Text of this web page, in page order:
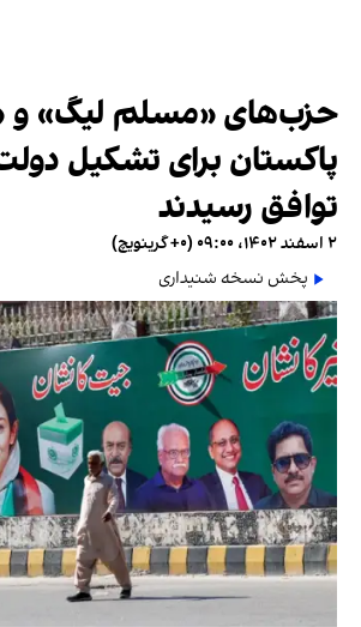
حزب‌های «مسلم لیگ» و
پاکستان برای تشکیل
توافق رسیدند
۲ اسفند ۱۴۰۲، ۰۹:۰۰ (‎+۰ گرینویچ)
پخش نسخه شنیداری